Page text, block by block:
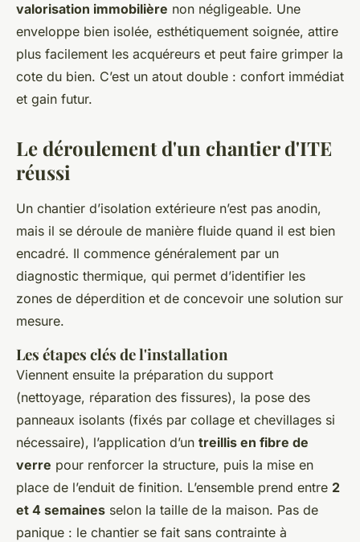
valorisation immobilière non négligeable. Une
enveloppe bien isolée, esthétiquement soignée, attire
plus facilement les acquéreurs et peut faire grimper la
cote du bien. C’est un atout double : confort immédiat
et gain futur.
Le déroulement d'un chantier d'ITE
réussi
Un chantier d’isolation extérieure n’est pas anodin,
mais il se déroule de manière fluide quand il est bien
encadré. Il commence généralement par un
diagnostic thermique, qui permet d’identifier les
zones de déperdition et de concevoir une solution sur
mesure.
Les étapes clés de l'installation
Viennent ensuite la préparation du support
(nettoyage, réparation des fissures), la pose des
panneaux isolants (fixés par collage et chevillages si
nécessaire), l’application d’un treillis en fibre de
verre pour renforcer la structure, puis la mise en
place de l’enduit de finition. L’ensemble prend entre 2
et 4 semaines selon la taille de la maison. Pas de
panique : le chantier se fait sans contrainte à